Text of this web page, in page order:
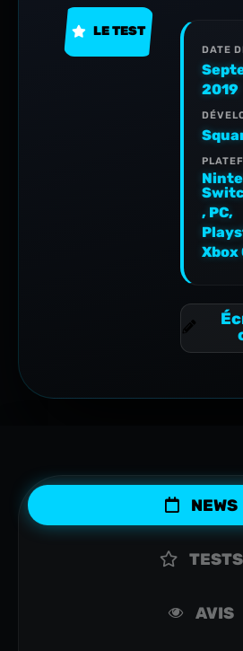
LE TEST
DATE
2019
, PC,
Xbox
NEWS
TESTS
AVIS